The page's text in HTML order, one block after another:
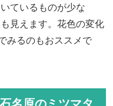
ているものが少な
見えます。花色の変化
みるのもおススメで